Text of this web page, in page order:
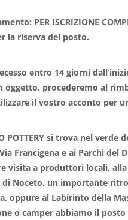
PER ISCRIZIONE
la riserva del posto.
entro 14 giorni
oggetto, procederemo al
il vostro acconto per
POTTERY si trova nel
Francigena e ai Parchi del
visita a produttori locali,
di Noceto, un importante
oppure al Labirinto della
o camper abbiamo il